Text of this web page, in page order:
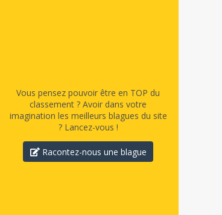
Vous pensez pouvoir être en TOP du
classement ? Avoir dans votre
imagination les meilleurs blagues du site
? Lancez-vous !
Racontez-nous une blague